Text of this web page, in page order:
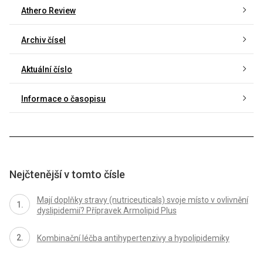
Athero Review
Archiv čísel
Aktuální číslo
Informace o časopisu
Nejčtenější v tomto čísle
Mají doplňky stravy (nutriceuticals) svoje místo v ovlivnění
dyslipidemií? Přípravek Armolipid Plus
Kombinační léčba antihypertenzivy a hypolipidemiky